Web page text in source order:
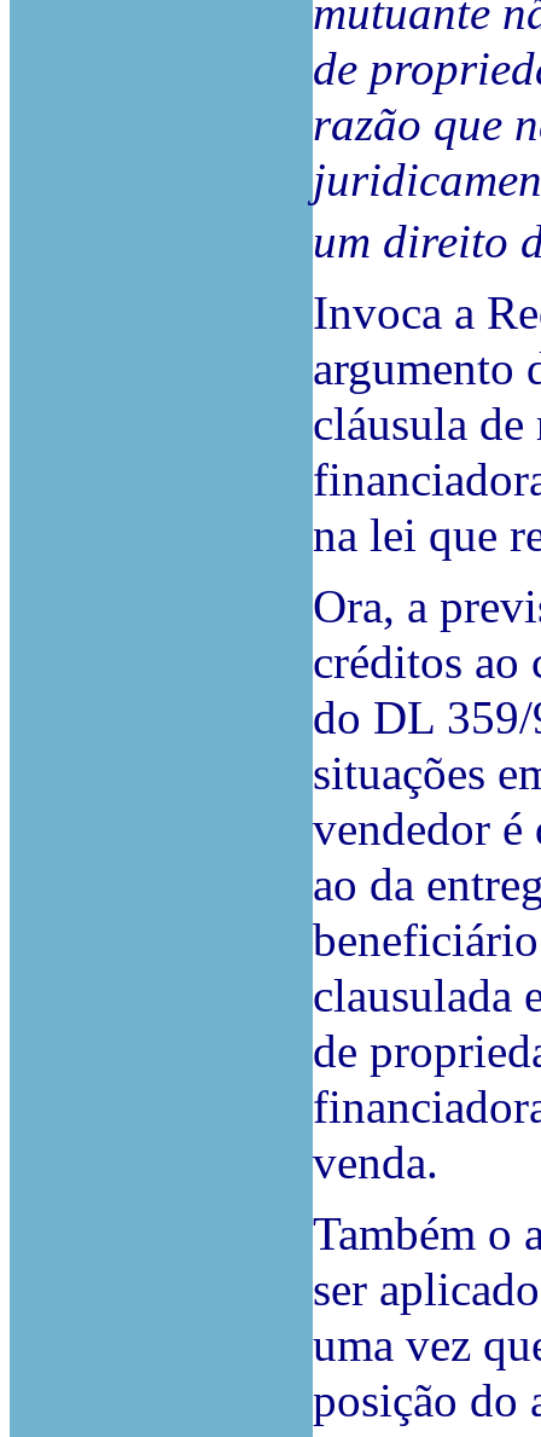
mutuante
de
razão que
um direito
Invoca a
argumento
cláusula de
na lei que
Ora, a
créditos ao
do DL 359/
situações
vendedor
ao da
clausulada
de
venda.
Também o
ser
uma vez
posição do